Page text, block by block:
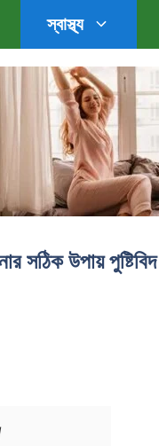
স্বাস্থ্য
সঠিক উপায়